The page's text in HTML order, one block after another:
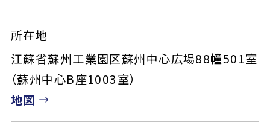
所在地
江蘇省蘇州工業園区蘇州中心広場88幢501室
（蘇州中心B座1003室）
地図